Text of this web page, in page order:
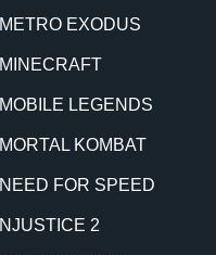
METRO EXODUS
MINECRAFT
MOBILE LEGENDS
MORTAL KOMBAT
NEED FOR SPEED
NJUSTICE 2